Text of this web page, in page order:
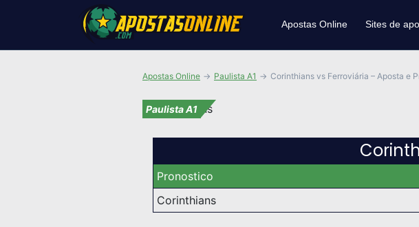
Apostas Online Sites de
Apostas Online Paulista A1 Corinthians vs Ferroviária – Aposta e
Paulista A1
Pronostico
Corinthians